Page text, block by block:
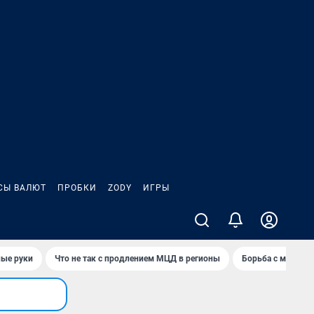
ВАЛЮТ ПРОБКИ ZODY ИГРЫ
руки Что не так с продлением МЦД в регионы Борьба с мэрией